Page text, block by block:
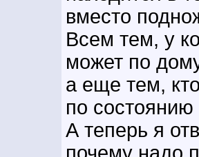
вместо
Всем тем, у
может по
а еще тем,
по состоянию
А теперь я